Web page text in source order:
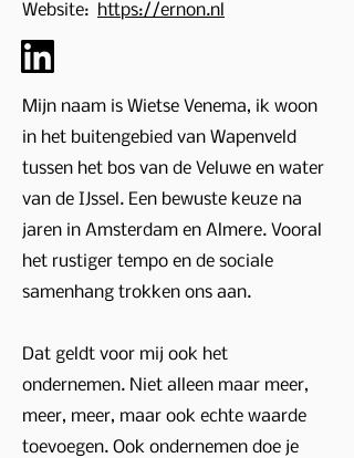
Website: https://ernon.nl
Mijn naam is Wietse Venema, ik woon
in het buitengebied van Wapenveld
tussen het bos van de Veluwe en water
van de IJssel. Een bewuste keuze na
jaren in Amsterdam en Almere. Vooral
het rustiger tempo en de sociale
samenhang trokken ons aan.
Dat geldt voor mij ook het
ondernemen. Niet alleen maar meer,
meer, meer, maar ook echte waarde
toevoegen. Ook ondernemen doe je